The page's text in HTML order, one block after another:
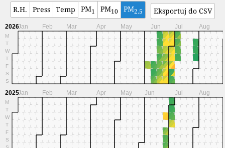
R.H. Press Temp PM1 PM10 PM2.5 Eksportuj do CSV
2026
M
T
W
T
F
S
S
Jan Feb Mar Apr May Jun Jul Aug
2025
M
T
W
T
F
S
S
Jan Feb Mar Apr May Jun Jul Aug